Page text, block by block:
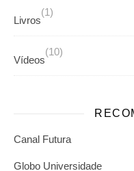
Livros
(1)
Vídeos
(10)
Canal Futura
Globo Universidade